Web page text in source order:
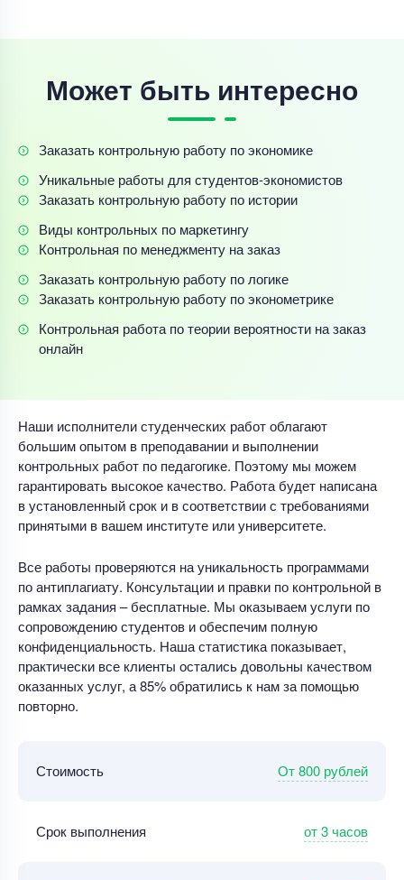
Может быть интересно
Заказать контрольную работу по экономике
Уникальные работы для студентов-экономистов
Заказать контрольную работу по истории
Виды контрольных по маркетингу
Контрольная по менеджменту на заказ
Заказать контрольную работу по логике
Заказать контрольную работу по эконометрике
Контрольная работа по теории вероятности на заказ
онлайн
Наши исполнители студенческих работ облагают
большим опытом в преподавании и выполнении
контрольных работ по педагогике. Поэтому мы можем
гарантировать высокое качество. Работа будет написана
в установленный срок и в соответствии с требованиями
принятыми в вашем институте или университете.
Все работы проверяются на уникальность программами
по антиплагиату. Консультации и правки по контрольной в
рамках задания – бесплатные. Мы оказываем услуги по
сопровождению студентов и обеспечим полную
конфиденциальность. Наша статистика показывает,
практически все клиенты остались довольны качеством
оказанных услуг, а 85% обратились к нам за помощью
повторно.
Стоимость От 800 рублей
Срок выполнения от 3 часов